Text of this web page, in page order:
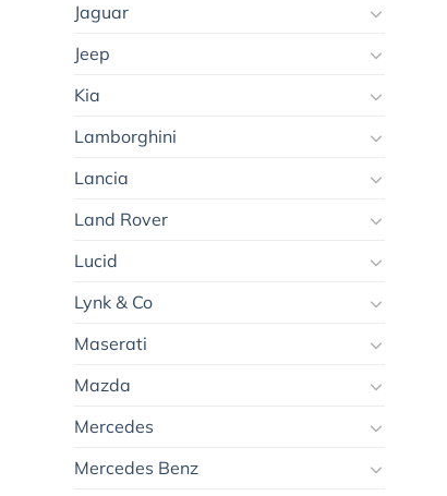
Jaguar
Jeep
Kia
Lamborghini
Lancia
Land Rover
Lucid
Lynk & Co
Maserati
Mazda
Mercedes
Mercedes Benz